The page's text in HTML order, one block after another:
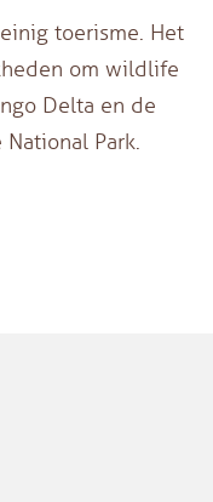
toerisme. Het
om wildlife
Delta en de
Park.